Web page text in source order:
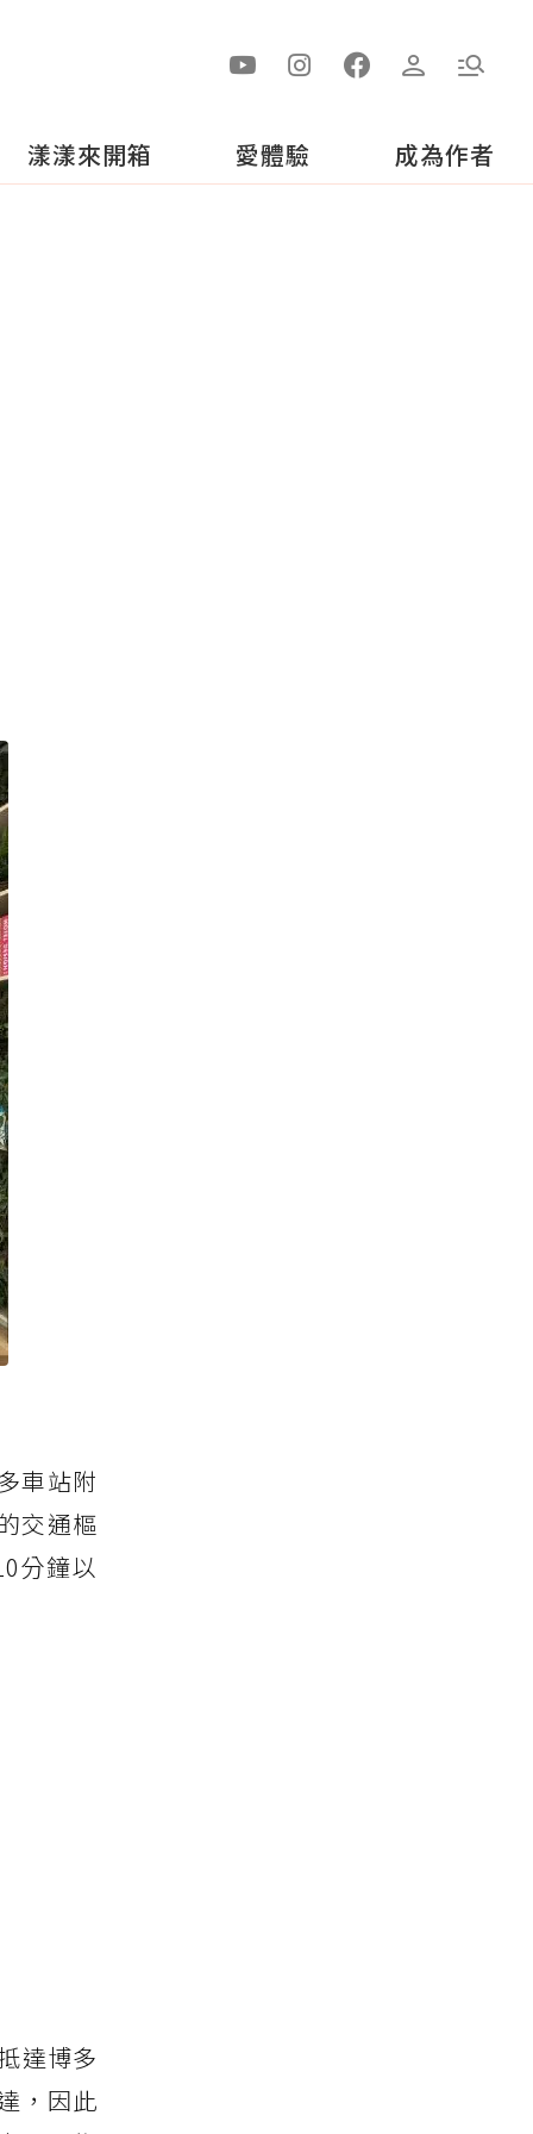
漾漾來開箱 愛體驗 成為作者
車站附
交通樞
分鐘以
達博多
，因此